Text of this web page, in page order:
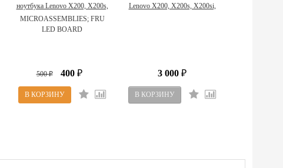
ноутбука Lenovo X200, X200s,
X200si, X201, X201i, X201s
45M2812
MICROASSEMBLIES; FRU
LED BOARD
500₽ 400 ₽
Lenovo X200, X200s, X200si,
3 000 ₽